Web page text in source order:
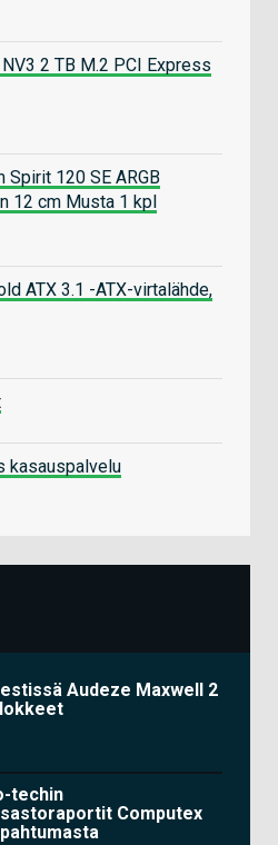
2 TB M.2 PCI Express
Spirit 120 SE ARGB
12 cm Musta 1 kpl
ATX 3.1 -ATX-virtalähde,
kasauspalvelu
Audeze Maxwell 2
techin
Computex